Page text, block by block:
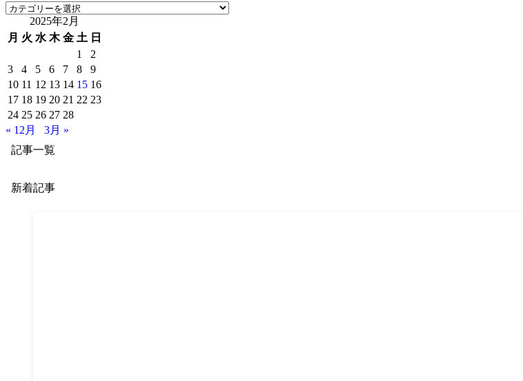
イ
カ
ゴ
ー
2025年2月
月 火 水 木 金 土 日
1
2
3
4 5 6 7 8
9
10 11 12 13 14 15 16
17 18 19 20 21 22 23
24 25 26 27 28
« 12月
3月 »
記事一覧
新着記事